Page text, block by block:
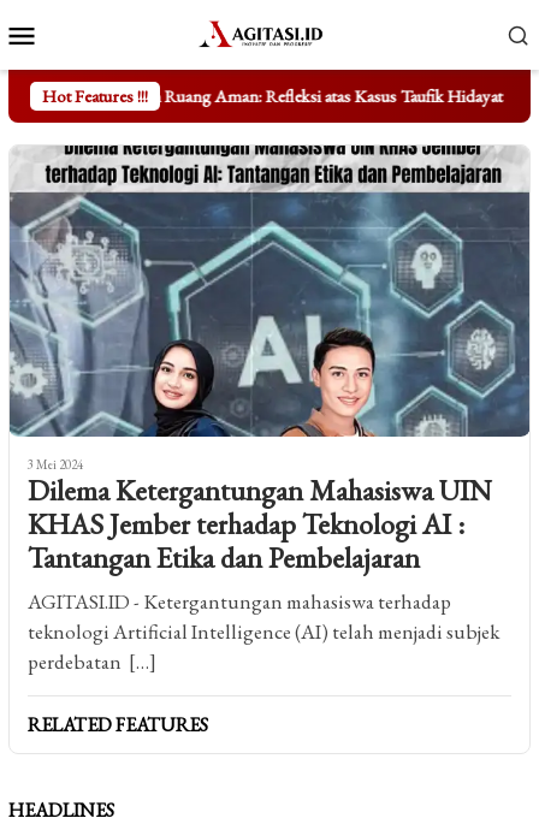
ke
kontenMobile
Hot Features !!!
Aman: Refleksi atas Kasus Taufik Hidayat Mengungkap
3 Mei 2024
Dilema Ketergantungan Mahasiswa UIN
KHAS Jember terhadap Teknologi AI :
Tantangan Etika dan Pembelajaran
AGITASI.ID - Ketergantungan mahasiswa terhadap
teknologi Artificial Intelligence (AI) telah menjadi subjek
perdebatan […]
RELATED FEATURES
HEADLINES